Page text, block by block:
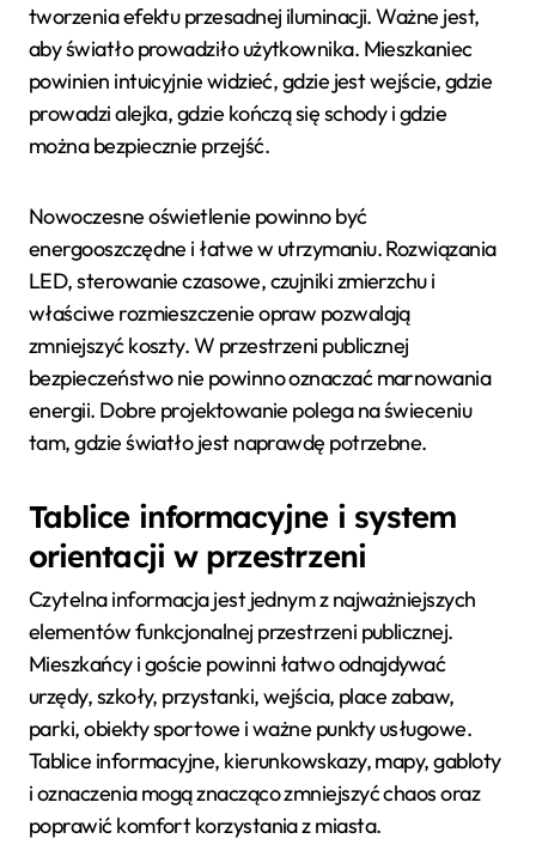
tworzenia efektu przesadnej iluminacji. Ważne jest,
aby światło prowadziło użytkownika. Mieszkaniec
powinien intuicyjnie widzieć, gdzie jest wejście, gdzie
prowadzi alejka, gdzie kończą się schody i gdzie
można bezpiecznie przejść.
Nowoczesne oświetlenie powinno być
energooszczędne i łatwe w utrzymaniu. Rozwiązania
LED, sterowanie czasowe, czujniki zmierzchu i
właściwe rozmieszczenie opraw pozwalają
zmniejszyć koszty. W przestrzeni publicznej
bezpieczeństwo nie powinno oznaczać marnowania
energii. Dobre projektowanie polega na świeceniu
tam, gdzie światło jest naprawdę potrzebne.
Tablice informacyjne i system
orientacji w przestrzeni
Czytelna informacja jest jednym z najważniejszych
elementów funkcjonalnej przestrzeni publicznej.
Mieszkańcy i goście powinni łatwo odnajdywać
urzędy, szkoły, przystanki, wejścia, place zabaw,
parki, obiekty sportowe i ważne punkty usługowe.
Tablice informacyjne, kierunkowskazy, mapy, gabloty
i oznaczenia mogą znacząco zmniejszyć chaos oraz
poprawić komfort korzystania z miasta.